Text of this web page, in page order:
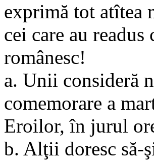
exprimă tot atîtea
cei care au
românesc!
a. Unii consideră
comemorare a
Eroilor, în jurul
b. Alţii doresc să-